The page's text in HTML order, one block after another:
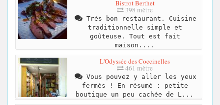
Bistrot Berthet
398 mètre
Très bon restaurant. Cuisine
traditionnelle simple et
goûteuse. Tout est fait
maison....
L'Odyssée des Coccinelles
461 mètre
Vous pouvez y aller les yeux
fermés ! En résumé : petite
boutique un peu cachée de L...